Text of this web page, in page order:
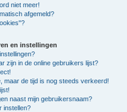
niet meer!
afgemeld?
en instellingen
zijn in de online gebruikers lijst?
maar de tijd is nog steeds verkeerd!
naast mijn gebruikersnaam?
instellen?